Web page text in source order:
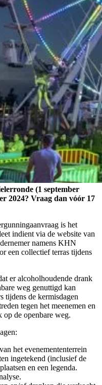
(1 september
2024? Vraag dan vóór 17
is het
indient via de website van
namens KHN
een collectief terras tijdens
er alcoholhoudende drank
weg genuttigd kan
tijdens de kermisdagen
tegen het meenemen en
op de openbare weg.
het evenemententerrein
ingetekend (inclusief de
en een legenda.